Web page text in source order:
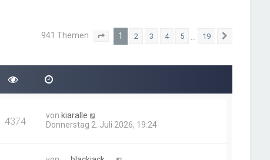
941 Themen Seite von 19
1 2 3 4 5 19
4374 von kiaralle
Donnerstag 2. Juli 2026, 19:24